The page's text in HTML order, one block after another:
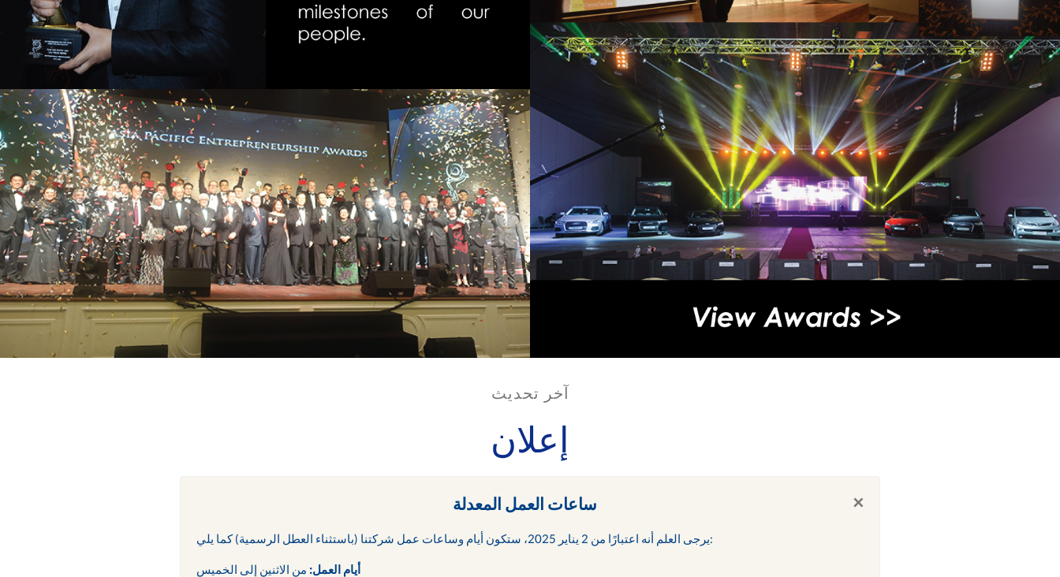
آخر تحديث
إعلان
× ساعات العمل المعدلة
يرجى العلم أنه اعتبارًا من 2 يناير 2025، ستكون أيام وساعات عمل شركتنا (باستثناء العطل الرسمية) كما يلي:
أيام العمل: من الاثنين إلى الخميس